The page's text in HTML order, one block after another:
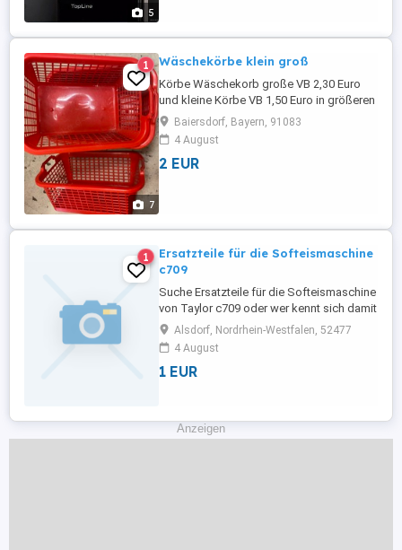
5
7
1 Wäschekörbe klein groß
Körbe Wäschekorb große VB 2,30 Euro
und kleine Körbe VB 1,50 Euro in größeren
Mengen in Farben rot, blau, gelb,
dunkelgrün Nur Abholung!! Der Verkauf
erfolgt unter Ausschluss jeglicher
Sachmängelhaftung . Die Haftung auf
Baiersdorf, Bayern, 91083
4 August
2 EUR
1
Ersatzteile für die Softeismaschine
c709
Suche Ersatzteile für die Softeismaschine
von Taylor c709 oder wer kennt sich damit
aus bitte melden.
Alsdorf, Nordrhein-Westfalen, 52477
4 August
1 EUR
Anzeigen